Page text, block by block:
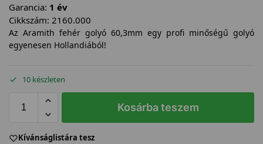
Garancia: 1 év
Cikkszám: 2160.000
Az Aramith fehér golyó 60,3mm egy profi minőségű golyó
egyenesen Hollandiából!
10 készleten
Kosárba teszem
Kívánságlistára tesz